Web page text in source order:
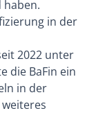
haben.
in der
2022 unter
die BaFin ein
in der